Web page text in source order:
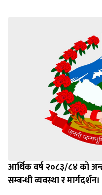
आर्थिक वर्ष २०८३/८४ को
सम्बन्धी व्यवस्था र मार्गदर्शन।